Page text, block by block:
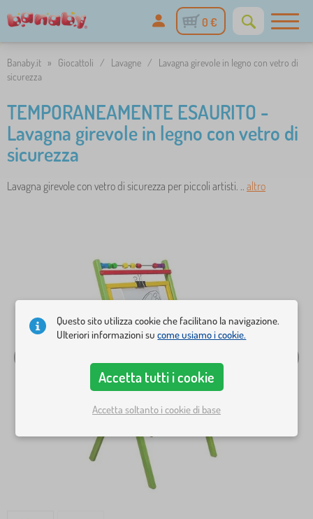
0 €
Banaby.it » Giocattoli / Lavagne /
Lavagna girevole in legno con vetro di
sicurezza
TEMPORANEAMENTE ESAURITO -
Lavagna girevole in legno con vetro di
sicurezza
Lavagna girevole con vetro di sicurezza per piccoli artisti. .. altro
Questo sito utilizza cookie che facilitano la navigazione.
Ulteriori informazioni sucome usiamo i cookie.
Accetta tutti i cookie
Accetta soltanto i cookie di base